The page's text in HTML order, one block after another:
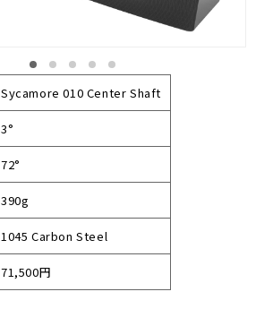
Sycamore 010 Center Shaft
3°
72°
390g
1045 Carbon Steel
71,500円